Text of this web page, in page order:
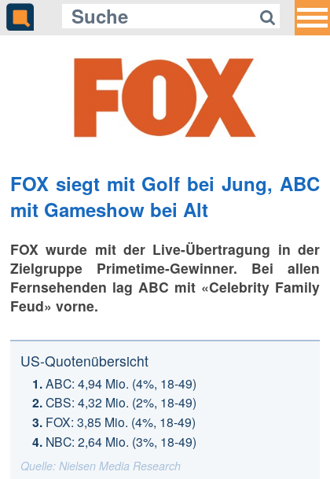
FOX siegt mit Golf bei Jung, ABC
mit Gameshow bei Alt
FOX wurde mit der Live-Übertragung in der
Zielgruppe Primetime-Gewinner. Bei allen
Fernsehenden lag ABC mit «Celebrity Family
Feud» vorne.
US-Quotenübersicht
ABC: 4,94 Mio. (4%, 18-49)
CBS: 4,32 Mio. (2%, 18-49)
FOX: 3,85 Mio. (4%, 18-49)
NBC: 2,64 Mio. (3%, 18-49)
Quelle: Nielsen Media Research